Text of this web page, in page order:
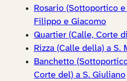
Rosario (Sottoportico
Filippo e Giacomo
Quartier (Calle, Corte
Rizza (Calle della) a S.
Banchetto
Corte del) a S. Giuliano